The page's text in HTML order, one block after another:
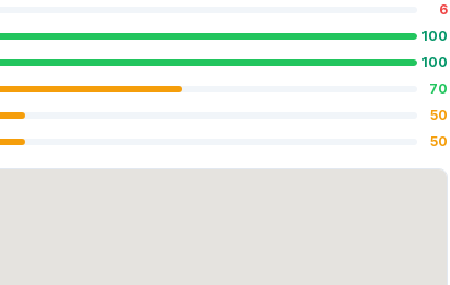
6
100
100
70
50
50